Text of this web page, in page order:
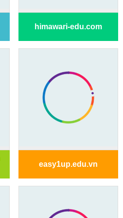
himawari-edu.com
easy1up.edu.vn